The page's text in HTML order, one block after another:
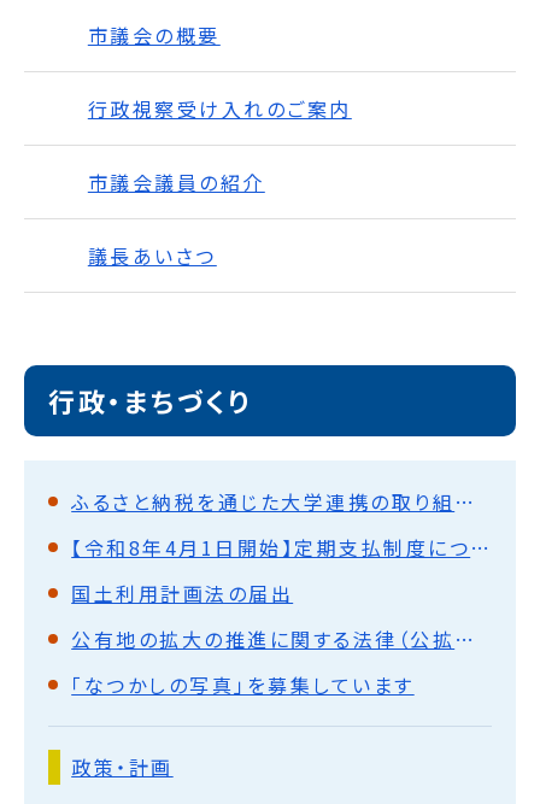
市議会の概要
行政視察受け入れのご案内
市議会議員の紹介
議長あいさつ
行政・まちづくり
ふるさと納税を通じた大学連携の取り組みについて
【令和8年4月1日開始】定期支払制度について
国土利用計画法の届出
公有地の拡大の推進に関する法律（公拡法）の届出
「なつかしの写真」を募集しています
政策・計画